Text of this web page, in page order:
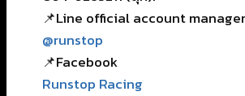
📌Line official account manager
@runstop
📌Facebook
Runstop Racing